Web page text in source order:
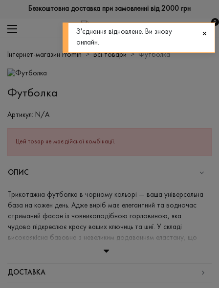
Безкоштовна доставка при замовленні від 2000 грн
0
Інтернет-магазин Promin Всі товари Футболка
Футболка
Артикул: N/A
Цей товар не має дійсної комбінації.
ОПИС
Трикотажна футболка в чорному кольорі — ваша універсальна
база на кожен день. Адже виріб має елегантний та водночас
стриманий фасон із човникоподібною горловиною, яка
чудово підкреслює красу ваших ключиць та шиї. У складі
високоякісна бавовна з невеликим додаванням еластану, що
надає виробу міцності та комфорту, адже футболка
ДОСТАВКА
З'єднання відновлене. Ви знову
онлайн.